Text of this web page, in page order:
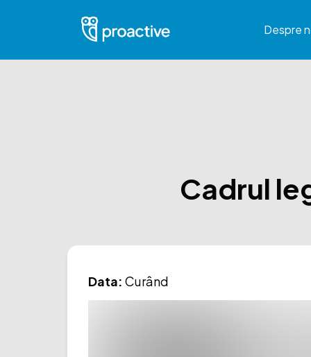
Despre
Cadrul
Data: Curând